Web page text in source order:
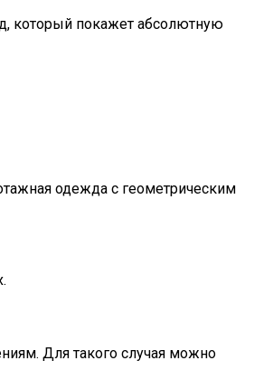
который покажет абсолютную
одежда с геометрическим
Для такого случая можно